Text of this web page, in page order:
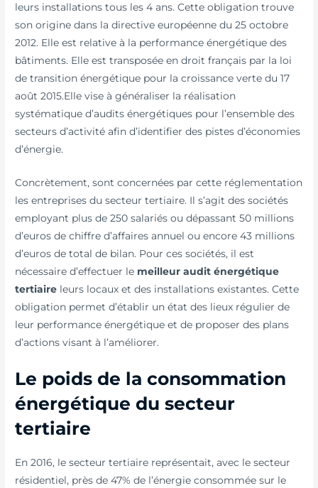
leurs installations tous les 4 ans. Cette obligation trouve
son origine dans la directive européenne du 25 octobre
2012. Elle est relative à la performance énergétique des
bâtiments. Elle est transposée en droit français par la loi
de transition énergétique pour la croissance verte du 17
août 2015.Elle vise à généraliser la réalisation
systématique d’audits énergétiques pour l’ensemble des
secteurs d’activité afin d’identifier des pistes d’économies
d’énergie.
Concrètement, sont concernées par cette réglementation
les entreprises du secteur tertiaire. Il s’agit des sociétés
employant plus de 250 salariés ou dépassant 50 millions
d’euros de chiffre d’affaires annuel ou encore 43 millions
d’euros de total de bilan. Pour ces sociétés, il est
nécessaire d’effectuer le meilleur audit énergétique
tertiaire leurs locaux et des installations existantes. Cette
obligation permet d’établir un état des lieux régulier de
leur performance énergétique et de proposer des plans
d’actions visant à l’améliorer.
Le poids de la consommation
énergétique du secteur
tertiaire
En 2016, le secteur tertiaire représentait, avec le secteur
résidentiel, près de 47% de l’énergie consommée sur le